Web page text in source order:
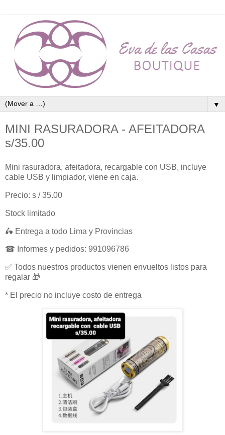
▼
MINI RASURADORA - AFEITADORA
s/35.00
Mini rasuradora, afeitadora, recargable con USB, incluye
cable USB y limpiador, viene en caja.
Precio: s / 35.00
Stock limitado
🛵 Entrega a todo Lima y Provincias
☎ Informes y pedidos: 991096786
✅ Todos nuestros productos vienen envueltos listos para
regalar 🎁
* El precio no incluye costo de entrega